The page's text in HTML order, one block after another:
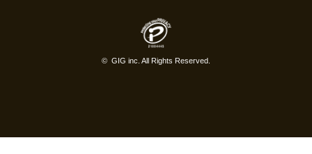
© GIG inc. All Rights Reserved.